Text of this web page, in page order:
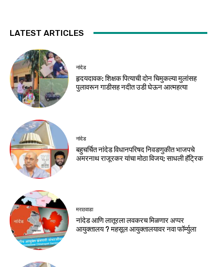
LATEST ARTICLES
नांदेड
हृदयदावक: शिक्षक पित्याची दोन चिमुकल्या मुलांसह
पुलावरून गाडीसह नदीत उडी घेऊन आत्महत्या
नांदेड
बहुचर्चित नांदेड विधानपरिषद निवडणुकीत भाजपचे
अमरनाथ राजूरकर यांचा मोठा विजय; साधली हॅट्रिक
मराठवाडा
नांदेड आणि लातूरला लवकरच मिळणार अप्पर
आयुक्तालय ? महसूल आयुक्तालयावर नवा फॉर्म्युला